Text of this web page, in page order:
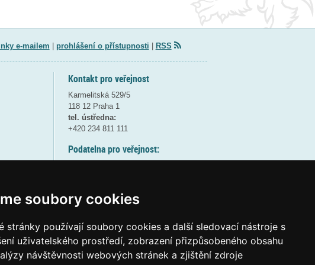
soubory cookies
stránky používají soubory cookies a další sledovací nástroje s
uživatelského prostředí, zobrazení přizpůsobeného obsahu
návštěvnosti webových stránek a zjištění zdroje
e-mailem prohlášení o přístupnosti RSS
Kontakt pro veřejnost
Karmelitská 529/5
118 12 Praha 1
tel. ústředna:
+420 234 811 111
Podatelna pro veřejnost:
(více informací
Elektronická podatelna:
posta@msmtgov cz